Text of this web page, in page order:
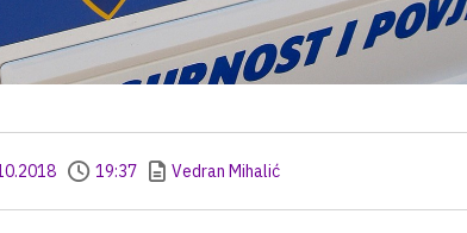
19:37 Vedran Mihalić